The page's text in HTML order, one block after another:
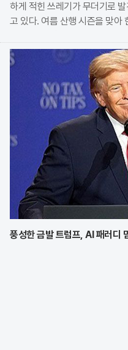
하게 적힌 쓰레기가 무더기로
고 있다. 여름 산행 시즌을 맞아
우려를 표명한 것이다. 특히 자
풍성한 금발 트럼프, AI 패러디